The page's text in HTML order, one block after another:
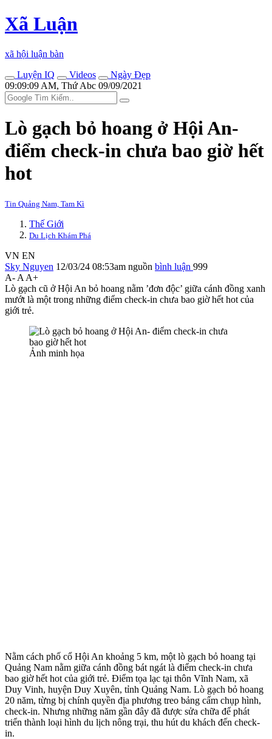
Xã Luận
xã hội luận bàn
Luyện IQ
Videos
Ngày Đẹp
09:09:09 AM, Thứ Abc 09/09/2021
Lò gạch bỏ hoang ở Hội An-
điểm check-in chưa bao giờ hết
hot
Tin Quảng Nam, Tam Kì
Thế Giới
Du Lịch Khám Phá
VN EN
Sky Nguyen 12/03/24 08:53am nguồn bình luận 999
A- A A+
Lò gạch cũ ở Hội An bỏ hoang nằm ’đơn độc’ giữa cánh đồng xanh
mướt là một trong những điểm check-in chưa bao giờ hết hot của
giới trẻ.
Ảnh minh họa
Nằm cách phố cổ Hội An khoảng 5 km, một lò gạch bỏ hoang tại
Quảng Nam nằm giữa cánh đồng bát ngát là điểm check-in chưa
bao giờ hết hot của giới trẻ. Điểm tọa lạc tại thôn Vĩnh Nam, xã
Duy Vinh, huyện Duy Xuyên, tỉnh Quảng Nam. Lò gạch bỏ hoang
20 năm, từng bị chính quyền địa phương treo bảng cấm chụp hình,
check-in. Nhưng những năm gần đây đã được sửa chữa để phát
triển thành loại hình du lịch nông trại, thu hút du khách đến check-
in.